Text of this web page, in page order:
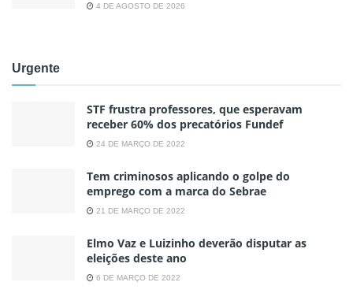
4 DE AGOSTO DE 2026
Urgente
STF frustra professores, que esperavam
receber 60% dos precatórios Fundef
24 DE MARÇO DE 2022
Tem criminosos aplicando o golpe do
emprego com a marca do Sebrae
21 DE MARÇO DE 2022
Elmo Vaz e Luizinho deverão disputar as
eleições deste ano
6 DE MARÇO DE 2022